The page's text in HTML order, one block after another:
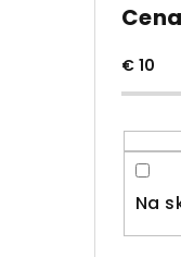
Cena
€ 10
Na